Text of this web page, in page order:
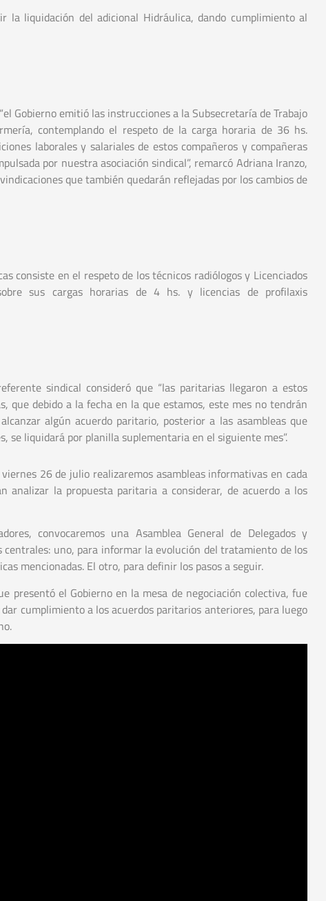
la liquidación del adicional Hidráulica, dando cumplimiento al
Gobierno emitió las instrucciones a la Subsecretaría de Trabajo
contemplando el respeto de la carga horaria de 36 hs.
laborales y salariales de estos compañeros y compañeras
por nuestra asociación sindical”, remarcó Adriana Iranzo,
que también quedarán reflejadas por los cambios de
consiste en el respeto de los técnicos radiólogos y Licenciados
sus cargas horarias de 4 hs. y licencias de profilaxis
sindical consideró que “las paritarias llegaron a estos
que debido a la fecha en la que estamos, este mes no tendrán
algún acuerdo paritario, posterior a las asambleas que
se liquidará por planilla suplementaria en el siguiente mes”.
26 de julio realizaremos asambleas informativas en cada
analizar la propuesta paritaria a considerar, de acuerdo a los
convocaremos una Asamblea General de Delegados y
centrales: uno, para informar la evolución del tratamiento de los
mencionadas. El otro, para definir los pasos a seguir.
presentó el Gobierno en la mesa de negociación colectiva, fue
cumplimiento a los acuerdos paritarios anteriores, para luego